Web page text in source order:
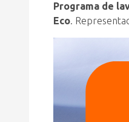
Programa de
Eco.